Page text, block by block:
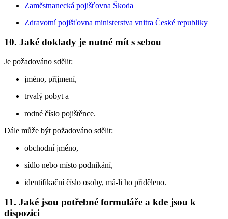
Zaměstnanecká pojišťovna Škoda
Zdravotní pojišťovna ministerstva vnitra České republiky
10. Jaké doklady je nutné mít s sebou
Je požadováno sdělit:
jméno, příjmení,
trvalý pobyt a
rodné číslo pojištěnce.
Dále může být požadováno sdělit:
obchodní jméno,
sídlo nebo místo podnikání,
identifikační číslo osoby, má-li ho přiděleno.
11. Jaké jsou potřebné formuláře a kde jsou k
dispozici